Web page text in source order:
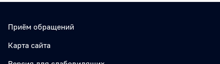
Приём обращений
Карта сайта